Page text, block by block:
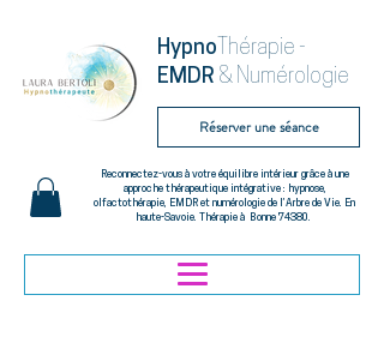
Hypno Thérapie -
EMDR & Numérologie
Réserver une séance
Reconnectez-vous à votre équilibre intérieur grâce à une
approche thérapeutique intégrative : hypnose,
olfactothérapie, EMDR et numérologie de l’Arbre de Vie. En
haute-Savoie. Thérapie à Bonne 74380.